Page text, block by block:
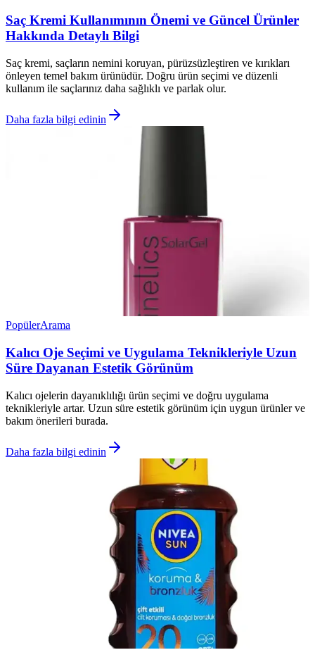
Saç Kremi Kullanımının Önemi ve Güncel Ürünler
Hakkında Detaylı Bilgi
Saç kremi, saçların nemini koruyan, pürüzsüzleştiren ve kırıkları
önleyen temel bakım ürünüdür. Doğru ürün seçimi ve düzenli
kullanım ile saçlarınız daha sağlıklı ve parlak olur.
Daha fazla bilgi edinin
PopülerArama
Kalıcı Oje Seçimi ve Uygulama Teknikleriyle Uzun
Süre Dayanan Estetik Görünüm
Kalıcı ojelerin dayanıklılığı ürün seçimi ve doğru uygulama
teknikleriyle artar. Uzun süre estetik görünüm için uygun ürünler ve
bakım önerileri burada.
Daha fazla bilgi edinin